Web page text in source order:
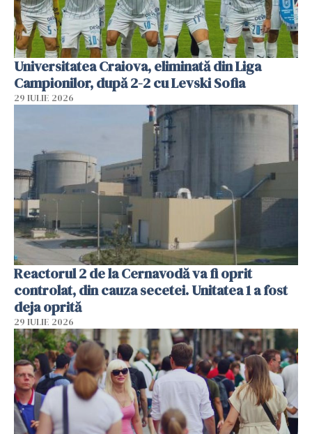
Universitatea Craiova, eliminată din Liga
Campionilor, după 2-2 cu Levski Sofia
29 IULIE 2026
Reactorul 2 de la Cernavodă va fi oprit
controlat, din cauza secetei. Unitatea 1 a fost
deja oprită
29 IULIE 2026